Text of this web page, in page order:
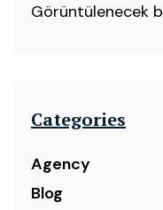
Görüntülenecek
Categories
Agency
Blog